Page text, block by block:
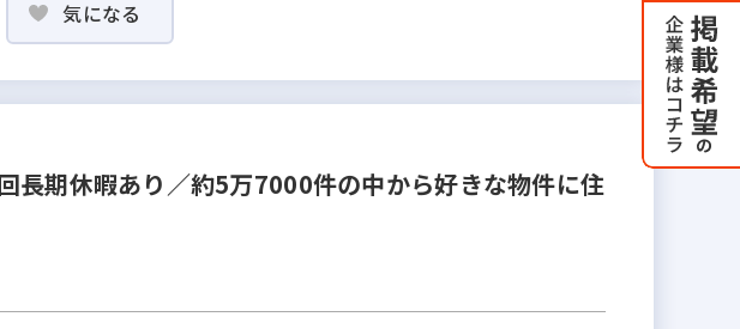
気になる
期休暇あり／約5万7000件の中から好きな物件に住